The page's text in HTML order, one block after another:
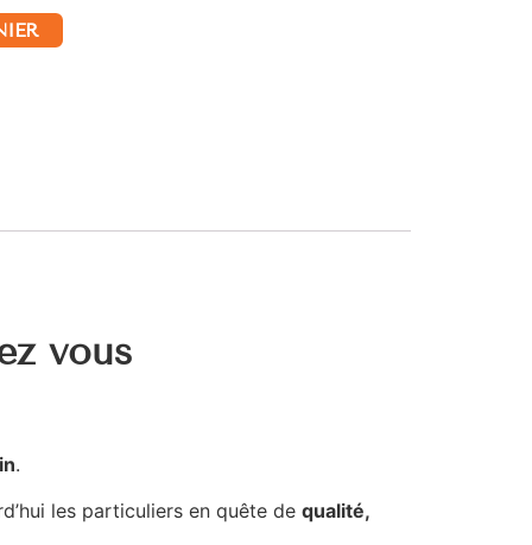
vous
.
les particuliers en quête de qualité,